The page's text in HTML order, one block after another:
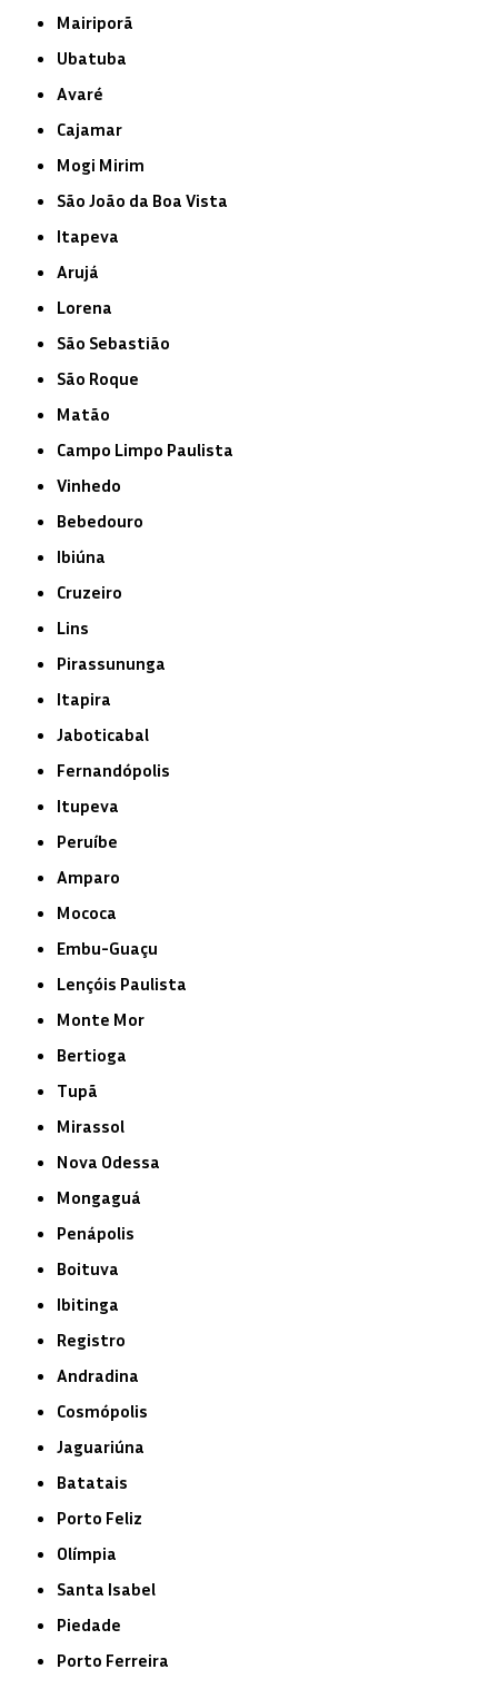
Mairiporã
Ubatuba
Avaré
Cajamar
Mogi Mirim
São João da Boa Vista
Itapeva
Arujá
Lorena
São Sebastião
São Roque
Matão
Campo Limpo Paulista
Vinhedo
Bebedouro
Ibiúna
Cruzeiro
Lins
Pirassununga
Itapira
Jaboticabal
Fernandópolis
Itupeva
Peruíbe
Amparo
Mococa
Embu-Guaçu
Lençóis Paulista
Monte Mor
Bertioga
Tupã
Mirassol
Nova Odessa
Mongaguá
Penápolis
Boituva
Ibitinga
Registro
Andradina
Cosmópolis
Jaguariúna
Batatais
Porto Feliz
Olímpia
Santa Isabel
Piedade
Porto Ferreira